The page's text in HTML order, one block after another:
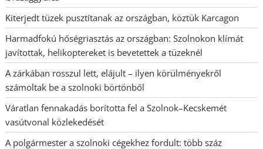
Kiterjedt tüzek pusztítanak az országban, köztük Karcagon
Harmadfokú hőségriasztás az országban: Szolnokon klímát
javítottak, helikoptereket is bevetettek a tüzeknél
A zárkában rosszul lett, elájult – ilyen körülményekről
számoltak be a szolnoki börtönből
Váratlan fennakadás borította fel a Szolnok–Kecskemét
vasútvonal közlekedését
A polgármester a szolnoki cégekhez fordult: több száz